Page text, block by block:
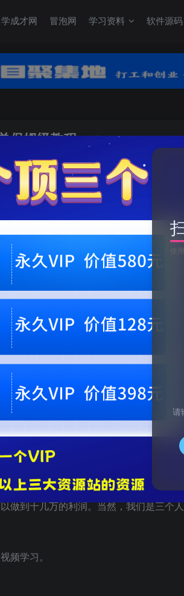
成才网 冒泡网 学习资料 软件源码
保姆级教程
产品的高端玩法，一单298，每月一百单保姆级
容为付费阅读，请付费后查看
会员专属资源
黄金会员 免费 钻石会员免费
】
298元，每月轻松做到100单以上。这
做到十几万的利润。当然，我们是三个
频学习。
使用
请